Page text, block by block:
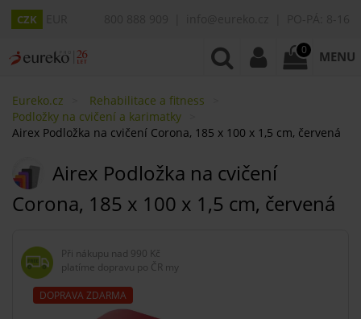
CZK
0 MENU
Eureko.cz
Rehabilitace a fitness
Podložky na cvičení a karimatky
Airex Podložka na cvičení Corona, 185 x 100 x 1,5 cm, červená
Airex Podložka na cvičení
Corona, 185 x 100 x 1,5 cm, červená
Při nákupu nad 990 Kč
platíme dopravu po ČR my
DOPRAVA ZDARMA